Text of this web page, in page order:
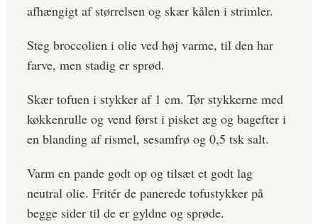
afhængigt af størrelsen og skær kålen i strimler.
Steg broccolien i olie ved høj varme, til den har
farve, men stadig er sprød.
Skær tofuen i stykker af 1 cm. Tør stykkerne med
køkkenrulle og vend først i pisket æg og bagefter i
en blanding af rismel, sesamfrø og 0,5 tsk salt.
Varm en pande godt op og tilsæt et godt lag
neutral olie. Fritér de panerede tofustykker på
begge sider til de er gyldne og sprøde.